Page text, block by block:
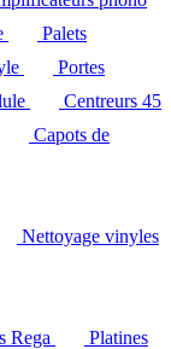
Palets
Portes
Centreurs 45
Capots de
Nettoyage vinyles
Rega
Platines